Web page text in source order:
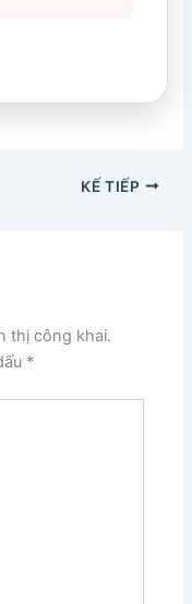
KẾ TIẾP
thị công khai.
*